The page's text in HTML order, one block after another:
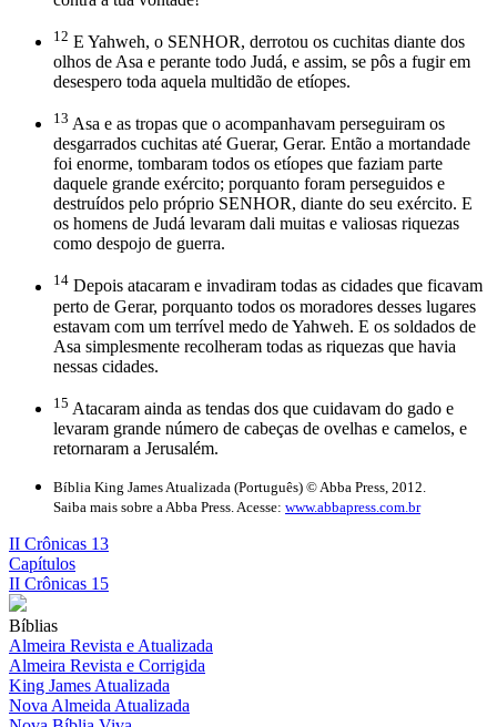
12 E Yahweh, o SENHOR, derrotou os cuchitas diante dos
olhos de Asa e perante todo Judá, e assim, se pôs a fugir em
desespero toda aquela multidão de etíopes.
13 Asa e as tropas que o acompanhavam perseguiram os
desgarrados cuchitas até Guerar, Gerar. Então a mortandade
foi enorme, tombaram todos os etíopes que faziam parte
daquele grande exército; porquanto foram perseguidos e
destruídos pelo próprio SENHOR, diante do seu exército. E
os homens de Judá levaram dali muitas e valiosas riquezas
como despojo de guerra.
14 Depois atacaram e invadiram todas as cidades que ficavam
perto de Gerar, porquanto todos os moradores desses lugares
estavam com um terrível medo de Yahweh. E os soldados de
Asa simplesmente recolheram todas as riquezas que havia
nessas cidades.
15 Atacaram ainda as tendas dos que cuidavam do gado e
levaram grande número de cabeças de ovelhas e camelos, e
retornaram a Jerusalém.
Bíblia King James Atualizada (Português) © Abba Press, 2012.
Saiba mais sobre a Abba Press. Acesse: www.abbapress.com.br
II Crônicas 13
Capítulos
II Crônicas 15
Bíblias
Almeira Revista e Atualizada
Almeira Revista e Corrigida
King James Atualizada
Nova Almeida Atualizada